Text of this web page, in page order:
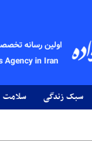
اولین رسانه
Agency in Iran
سبک زندگی سلامت